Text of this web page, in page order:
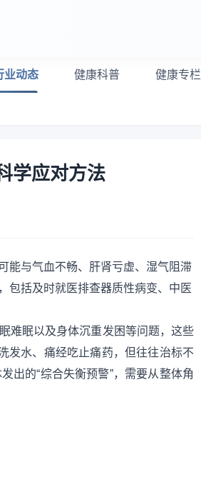
业动态 健康科普 健康专栏
学应对方法
能与气血不畅、肝肾亏虚、湿气阻滞
包括及时就医排查器质性病变、中医
难眠以及身体沉重发困等问题，这些
发水、痛经吃止痛药，但往往治标不
出的“综合失衡预警”，需要从整体角